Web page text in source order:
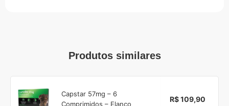
Produtos similares
Capstar 57mg – 6
Comprimidos – Elanco
R$ 109,90